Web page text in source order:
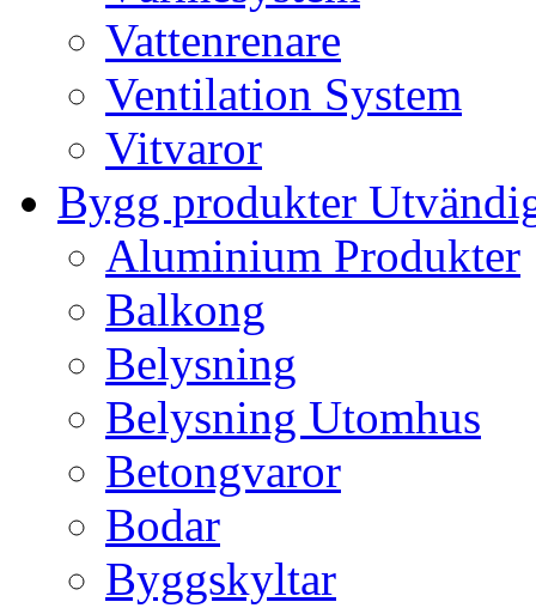
Vattenrenare
Ventilation System
Vitvaror
Bygg produkter
Aluminium Produkter
Balkong
Belysning
Belysning Utomhus
Betongvaror
Bodar
Byggskyltar